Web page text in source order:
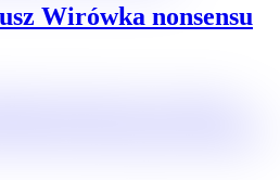
Wirówka nonsensu